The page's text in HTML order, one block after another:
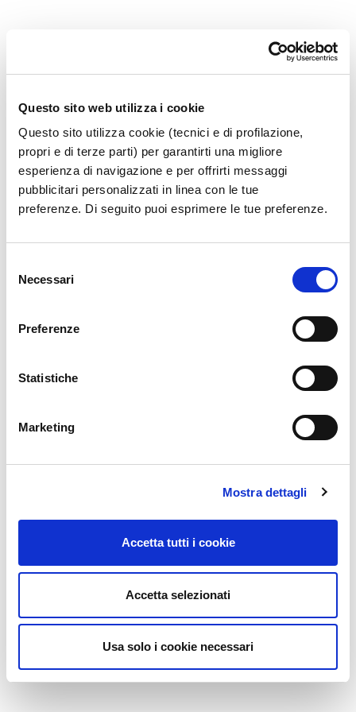
Questo sito web utilizza i cookie
Questo sito utilizza cookie (tecnici e di profilazione,
propri e di terze parti) per garantirti una migliore
esperienza di navigazione e per offrirti messaggi
pubblicitari personalizzati in linea con le tue
preferenze. Di seguito puoi esprimere le tue preferenze.
delNecessari
Preferenze
Statistiche
Marketing
Mostra dettagli
Accetta tutti i cookie
Accetta selezionati
Usa solo i cookie necessari